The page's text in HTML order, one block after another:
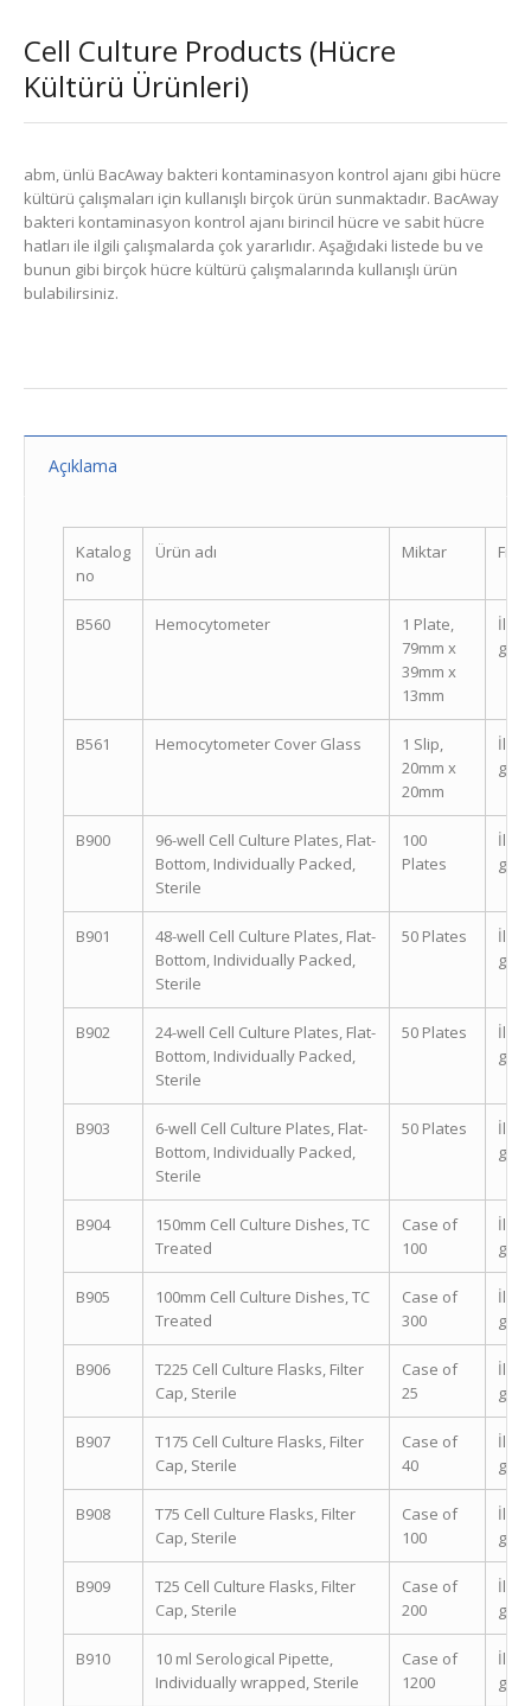
Cell Culture Products (Hücre
Kültürü Ürünleri)
abm, ünlü BacAway bakteri kontaminasyon kontrol ajanı gibi hücre
kültürü çalışmaları için kullanışlı birçok ürün sunmaktadır. BacAway
bakteri kontaminasyon kontrol ajanı birincil hücre ve sabit hücre
hatları ile ilgili çalışmalarda çok yararlıdır. Aşağıdaki listede bu ve
bunun gibi birçok hücre kültürü çalışmalarında kullanışlı ürün
bulabilirsiniz.
Açıklama
Katalog
no
Ürün adı Miktar Fiyat
B560 Hemocytometer
1 Plate,
79mm x
39mm x
13mm
B561 Hemocytometer Cover Glass
1 Slip,
20mm x
20mm
B900
96-well Cell Culture Plates, Flat-
Bottom, Individually Packed,
Sterile
100
Plates
B901
48-well Cell Culture Plates, Flat-
Bottom, Individually Packed,
Sterile
50 Plates
B902
24-well Cell Culture Plates, Flat-
Bottom, Individually Packed,
Sterile
50 Plates
B903
6-well Cell Culture Plates, Flat-
Bottom, Individually Packed,
Sterile
50 Plates
B904
150mm Cell Culture Dishes, TC
Treated
Case of
100
B905
100mm Cell Culture Dishes, TC
Treated
Case of
300
B906
T225 Cell Culture Flasks, Filter
Cap, Sterile
Case of
25
B907
T175 Cell Culture Flasks, Filter
Cap, Sterile
Case of
40
B908
T75 Cell Culture Flasks, Filter
Cap, Sterile
Case of
100
B909
T25 Cell Culture Flasks, Filter
Cap, Sterile
Case of
200
B910
10 ml Serological Pipette,
Individually wrapped, Sterile
Case of
1200